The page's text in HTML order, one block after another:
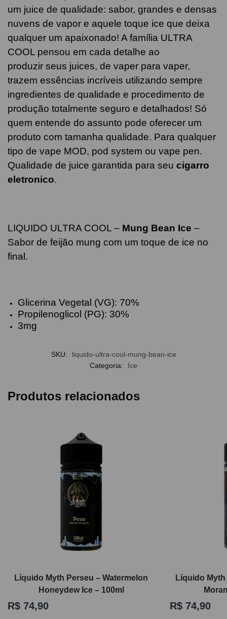
um juice de qualidade: sabor, grandes e densas
nuvens de vapor e aquele toque ice que deixa
qualquer um apaixonado! A família ULTRA
COOL pensou em cada detalhe ao
produzir seus juices, de vaper para vaper,
trazem essências incríveis utilizando sempre
ingredientes de qualidade e procedimento de
produção totalmente seguro e detalhados! Só
quem entende do assunto pode oferecer um
produto com tamanha qualidade. Para qualquer
tipo de vape MOD, pod system ou vape pen.
Qualidade de juice garantida para seu cigarro
eletronico.
LIQUIDO ULTRA COOL – Mung Bean Ice –
Sabor de feijão mung com um toque de ice no
final.
Glicerina Vegetal (VG): 70%
Propilenoglicol (PG): 30%
3mg
SKU:
liquido-ultra-cool-mung-bean-ice
Categoria:
Ice
Produtos relacionados
Líquido Myth Perseu – Watermelon
Honeydew Ice – 100ml
R$ 74,90
Líquido
R$ 74,90